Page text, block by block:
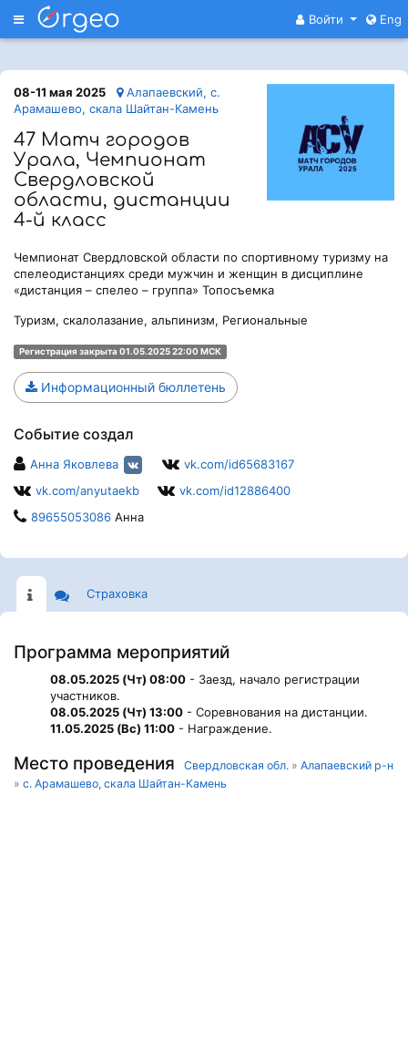
Меню Войти Eng
08-11 мая 2025
Алапаевский, с.
Арамашево, скала Шайтан-Камень
47 Матч городов
Урала, Чемпионат
Свердловской
области, дистанции
4-й класс
Чемпионат Свердловской области по спортивному туризму на
спелеодистанциях среди мужчин и женщин в дисциплине
«дистанция – спелео – группа» Топосъемка
Туризм, скалолазание, альпинизм, Региональные
Регистрация закрыта 01.05.2025 22:00 МСК
Информационный бюллетень
Событие создал
Анна Яковлева
vk.com/id65683167
vk.com/anyutaekb
vk.com/id12886400
89655053086 Анна
Страховка
Программа мероприятий
08.05.2025 (Чт) 08:00 - Заезд, начало регистрации
участников.
08.05.2025 (Чт) 13:00 - Соревнования на дистанции.
11.05.2025 (Вс) 11:00 - Награждение.
Место проведения Свердловская обл. » Алапаевский р-н
» с. Арамашево, скала Шайтан-Камень